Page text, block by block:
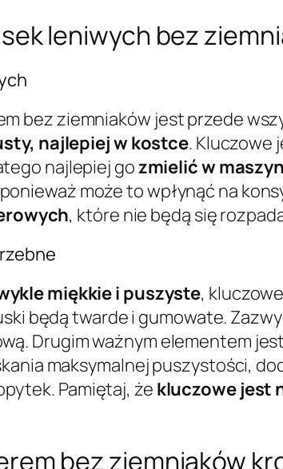
leniwych bez
bez ziemniaków jest przede
najlepiej w kostce. Kluczowe
najlepiej gozmielić w
może to wpłynąć na
, które nie będą się
miękkie i puszyste,
będą twarde i gumowate.
Drugim ważnym elementem jest
maksymalnej puszystości,
Pamiętaj, że kluczowe jest
bez ziemniaków